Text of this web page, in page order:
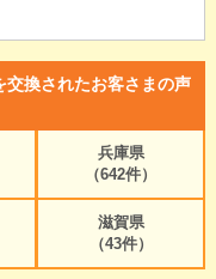
交換されたお客さまの声
兵庫県
（642件）
滋賀県
（43件）